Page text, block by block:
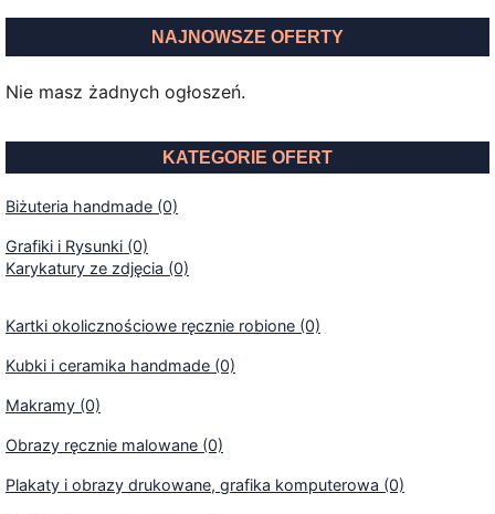
NAJNOWSZE OFERTY
Nie masz żadnych ogłoszeń.
KATEGORIE OFERT
Biżuteria handmade (0)
Grafiki i Rysunki (0)
Karykatury ze zdjęcia (0)
Kartki okolicznościowe ręcznie robione (0)
Kubki i ceramika handmade (0)
Makramy (0)
Obrazy ręcznie malowane (0)
Plakaty i obrazy drukowane, grafika komputerowa (0)